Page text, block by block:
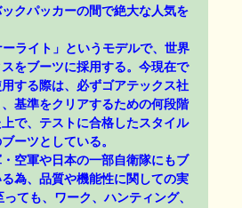
クパッカーの間で絶大な人気を
ライト」というモデルで、世界
をブーツに採用する。今現在で
する際は、必ずゴアテックス社
基準をクリアするための何段階
で、テストに合格したスタイル
ーツとしている。
空軍や日本の一部自衛隊にもブ
為、品質や機能性に関しての実
ても、ワーク、ハンティング、